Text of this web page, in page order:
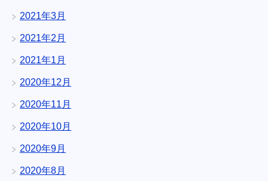
2021年3月
2021年2月
2021年1月
2020年12月
2020年11月
2020年10月
2020年9月
2020年8月